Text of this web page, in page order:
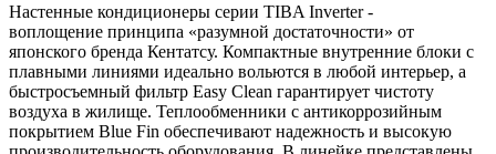
Настенные кондиционеры серии TIBA Inverter -
воплощение принципа «разумной достаточности» от
японского бренда Кентатсу. Компактные внутренние блоки с
плавными линиями идеально вольются в любой интерьер, а
быстросъемный фильтр Easy Clean гарантирует чистоту
воздуха в жилище. Теплообменники с антикоррозийным
покрытием Blue Fin обеспечивают надежность и высокую